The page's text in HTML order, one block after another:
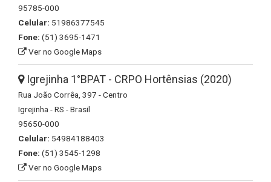
95785-000
Celular: 51986377545
Fone: (51) 3695-1471
Ver no Google Maps
Igrejinha 1°BPAT - CRPO Hortênsias (2020)
Rua João Corrêa, 397 - Centro
Igrejinha - RS - Brasil
95650-000
Celular: 54984188403
Fone: (51) 3545-1298
Ver no Google Maps